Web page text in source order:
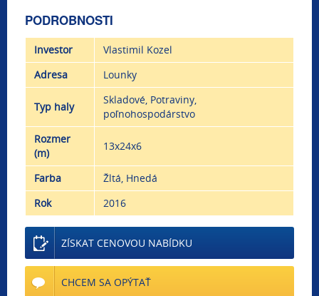
PODROBNOSTI
Investor
Vlastimil Kozel
Adresa
Lounky
Typ haly
Skladové, Potraviny,
poľnohospodárstvo
Rozmer
(m)
13x24x6
Farba
Žltá, Hnedá
Rok
2016
ZÍSKAT CENOVOU NABÍDKU
CHCEM SA OPÝTAŤ